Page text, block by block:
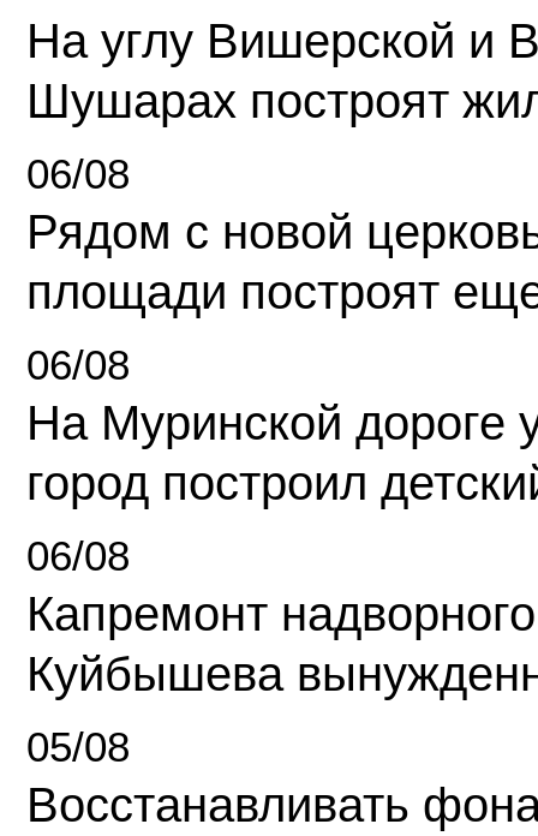
На углу Вишерской и
Шушарах построят
06/08
Рядом с новой
площади построят
06/08
На Муринской дороге
город построил
06/08
Капремонт
Куйбышева
05/08
Восстанавливать